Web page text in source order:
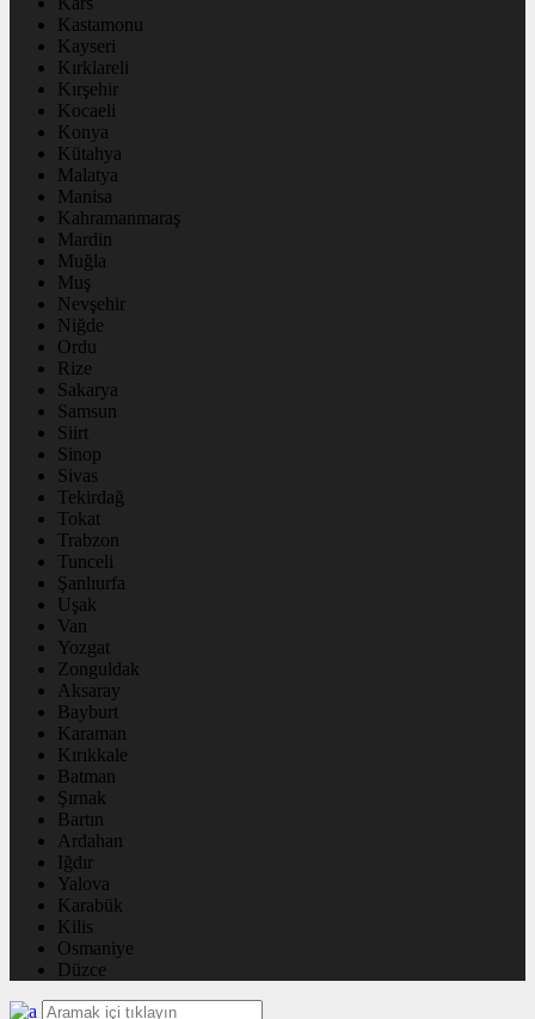
Kastamonu
Kayseri
Kırklareli
Kırşehir
Kocaeli
Konya
Kütahya
Malatya
Manisa
Kahramanmaraş
Mardin
Muğla
Muş
Nevşehir
Niğde
Ordu
Rize
Sakarya
Samsun
Siirt
Sinop
Sivas
Tekirdağ
Tokat
Trabzon
Tunceli
Şanlıurfa
Uşak
Van
Yozgat
Zonguldak
Aksaray
Bayburt
Karaman
Kırıkkale
Batman
Şırnak
Bartın
Ardahan
Iğdır
Yalova
Karabük
Kilis
Osmaniye
Düzce